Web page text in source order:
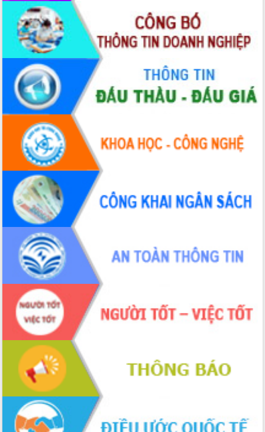
Chuyển đổi số 'mở đường' cho nông
nghiệp Đắk Lắk tăng trưởng bứt phá
Triển khai đồng bộ đo đạc, lập hồ sơ
địa chính, hoàn thiện cơ sở dữ liệu đất
đai
Ứng dụng sinh trắc học - Bước tiến
trong hành trình chuyển đổi số tại Đắk
Lắk
Đắk Lắk nâng cao hiệu quả công tác
Đảng từ Sổ tay đảng viên điện tử
Đắk Lắk đẩy mạnh nuôi biển công
nghệ, hướng tới phát triển thủy sản
bền vững
Tập huấn nâng cao năng lực triển khai
chuyển đổi số cho cán bộ, công chức
cấp xã
Đắk Lắk phát động hưởng ứng Ngày
Quyền của người tiêu dùng Việt Nam
2026
Đẩy mạnh cải cách hành chính, quyết
tâm đạt được mục tiêu tăng trưởng
hai con số trong năm 2026
Tổ chức trang trọng Lễ hội Đền thờ
Lương Văn Chánh năm 2026
Phó Bí thư Tỉnh ủy Đắk Lắk Đỗ Hữu
Huy giữ chức Bí thư Đảng ủy Ủy Ban
Nhân dân tỉnh
Bệnh án điện tử thúc đẩy chuyển đổi
số y tế tại Đắk Lắk
Chuyển đổi số thư viện: Mở rộng
không gian tri thức trong thời đại số
Đánh giá, rút kinh nghiệm công tác tổ
chức diễn tập trước ngày bầu cử